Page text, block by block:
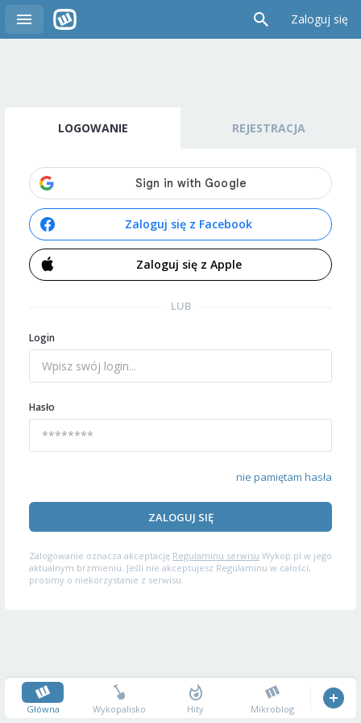
Zaloguj się
LOGOWANIE REJESTRACJA
Zaloguj się z Facebook
Zaloguj się z Apple
LUB
Login
Hasło
nie pamiętam hasła
ZALOGUJ SIĘ
Zalogowanie oznacza akceptację Regulaminu serwisu Wykop.pl w jego
aktualnym brzmieniu. Jeśli nie akceptujesz Regulaminu w całości,
prosimy o niekorzystanie z serwisu.
Główna Wykopalisko Hity Mikroblog